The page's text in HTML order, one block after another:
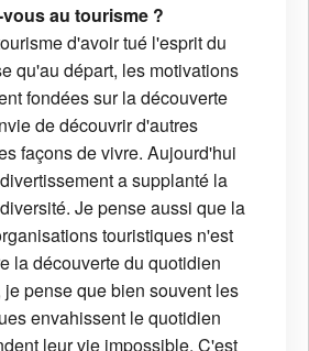
au tourisme ?
d'avoir tué l'esprit du
qu'au départ, les motivations
fondées sur la découverte
de découvrir d'autres
façons de vivre. Aujourd'hui
a supplanté la
Je pense aussi que la
touristiques n'est
la découverte du quotidien
pense que bien souvent les
envahissent le quotidien
leur vie impossible. C'est